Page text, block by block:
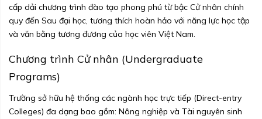
cấp dải chương trình đào tạo phong phú từ bậc Cử nhân chính
quy đến Sau đại học, tương thích hoàn hảo với năng lực học tập
và văn bằng tương đương của học viên Việt Nam.
Chương trình Cử nhân (Undergraduate
Programs)
Trường sở hữu hệ thống các ngành học trực tiếp (Direct-entry
Colleges) đa dạng bao gồm: Nông nghiệp và Tài nguyên sinh